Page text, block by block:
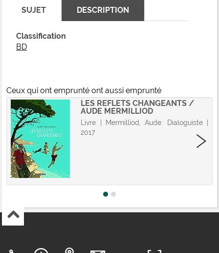
SUJET DESCRIPTION
Classification
BD
Ceux qui ont emprunté ont aussi emprunté
LES REFLETS CHANGEANTS /
AUDE MERMILLIOD
Livre | Mermilliod, Aude. Dialoguiste |
2017